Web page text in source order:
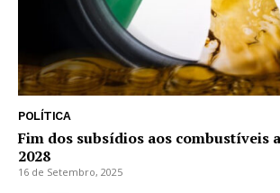
POLÍTICA
Fim dos subsídios aos combustíveis
2028
16 de Setembro, 2025